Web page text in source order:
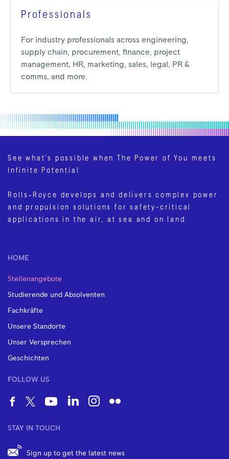
Professionals
For industry professionals across engineering,
supply chain, procurement, finance, project
management, HR, marketing, sales, legal, PR &
comms, and more.
See what’s possible when The Power of You meets
Infinite Potential
Rolls‑Royce develops and delivers complex power
and propulsion solutions for safety-critical
applications in the air, at sea and on land.
HOME
Stellenangebote
Studierende und Absolventen
Fachkräfte
Unsere Standorte
Unser Versprechen
Geschichten
FOLLOW US
STAY IN TOUCH
Sign up to get the latest news